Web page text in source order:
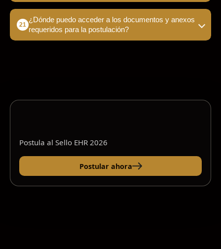
¿Dónde puedo acceder a los documentos y anexos
requeridos para la postulación?
Postula al Sello EHR 2026
Postular ahora